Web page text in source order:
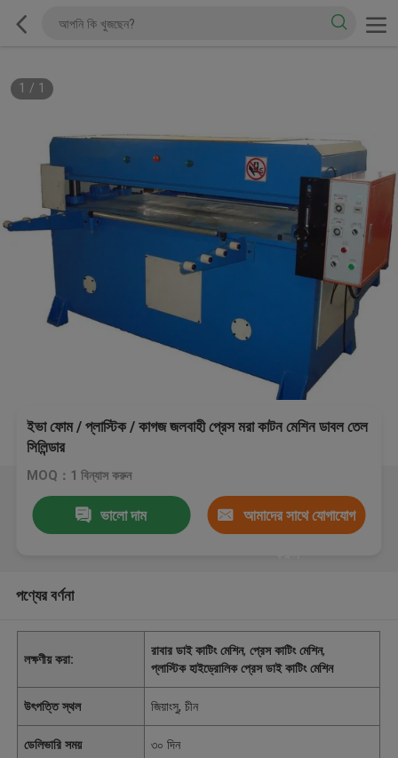
1 / 1
ইভা ফোম / প্লাস্টিক / কাগজ জলবাহী প্রেস মরা কাটন মেশিন ডাবল তেল
সিলিন্ডার
MOQ：1 বিন্যাস করুন
ভালো দাম আমাদের সাথে যোগাযোগ
পণ্যের বর্ণনা
লক্ষণীয় করা:
রাবার ডাই কাটিং মেশিন,প্রেস কাটিং মেশিন,
প্লাস্টিক হাইড্রোলিক প্রেস ডাই কাটিং মেশিন
উৎপত্তি স্থল জিয়াংসু, চীন
ডেলিভারি সময় ৩০ দিন